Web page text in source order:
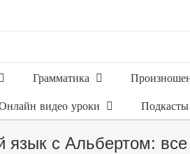
Грамматика
видео уроки Подкасты
язык с Альбертом: